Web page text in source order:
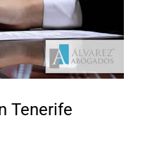
Tenerife